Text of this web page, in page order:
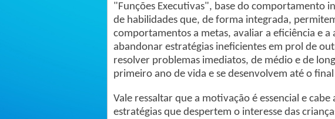
"Funções Executivas", base do comportamento
de habilidades que, de forma integrada,
comportamentos a metas, avaliar a eficiência e
abandonar estratégias ineficientes em prol de
resolver problemas imediatos, de médio e de
primeiro ano de vida e se desenvolvem até o
Vale ressaltar que a motivação é essencial e
estratégias que despertem o interesse das